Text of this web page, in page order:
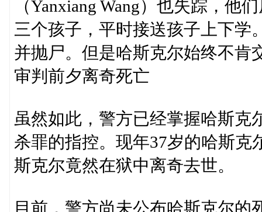
（Yanxiang Wang）也失踪，
三个孩子，平时接送孩子上下学
并抛尸。但是哈斯克尔始终不肯
审判前夕离奇死亡
虽然如此，警方已经掌握哈斯克
杀罪的指控。现年37岁的哈斯
斯克尔竟然在狱中离奇去世。
目前，警方尚未公布哈斯克尔的